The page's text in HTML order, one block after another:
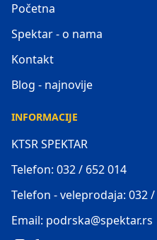
Početna
Spektar - o nama
Kontakt
Blog - najnovije
INFORMACIJE
KTSR SPEKTAR
Telefon: 032 / 652 014
Telefon - veleprodaja: 032 /
Email: podrska@spektar.rs